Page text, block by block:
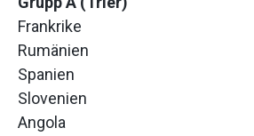
Frankrike
Rumänien
Spanien
Slovenien
Angola